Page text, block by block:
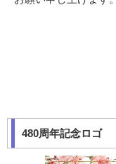
480周年記念ロゴ